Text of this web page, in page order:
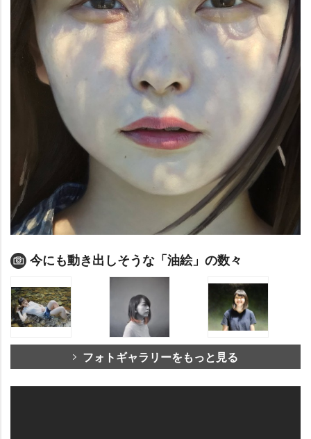
今にも動き出しそうな「油絵」の数々
フォトギャラリーをもっと見る